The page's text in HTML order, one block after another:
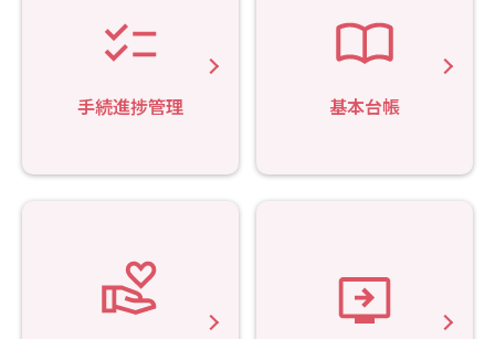
手続進捗管理 基本台帳